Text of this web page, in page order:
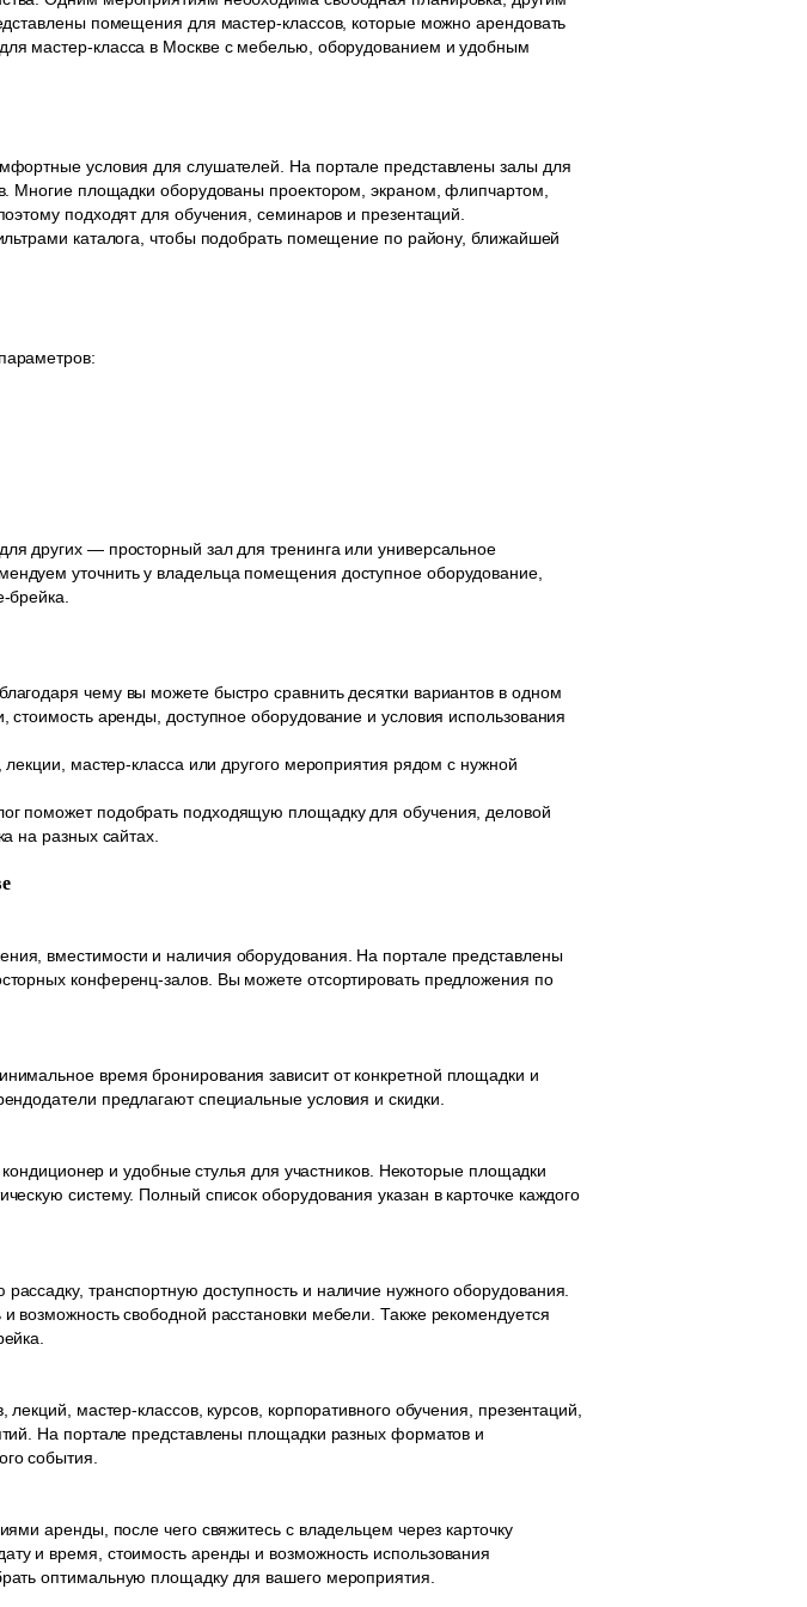
помещения для мастер-классов, которые можно арендовать
мастер-класса в Москве с мебелью, оборудованием и удобным
условия для слушателей. На портале представлены залы для
Многие площадки оборудованы проектором, экраном, флипчартом,
подходят для обучения, семинаров и презентаций.
каталога, чтобы подобрать помещение по району, ближайшей
других — просторный зал для тренинга или универсальное
уточнить у владельца помещения доступное оборудование,
брейка.
чему вы можете быстро сравнить десятки вариантов в одном
аренды, доступное оборудование и условия использования
мастер-класса или другого мероприятия рядом с нужной
поможет подобрать подходящую площадку для обучения, деловой
на разных сайтах.
вместимости и наличия оборудования. На портале представлены
конференц-залов. Вы можете отсортировать предложения по
время бронирования зависит от конкретной площадки и
предлагают специальные условия и скидки.
и удобные стулья для участников. Некоторые площадки
систему. Полный список оборудования указан в карточке каждого
транспортную доступность и наличие нужного оборудования.
возможность свободной расстановки мебели. Также рекомендуется
мастер-классов, курсов, корпоративного обучения, презентаций,
На портале представлены площадки разных форматов и
события.
аренды, после чего свяжитесь с владельцем через карточку
и время, стоимость аренды и возможность использования
оптимальную площадку для вашего мероприятия.